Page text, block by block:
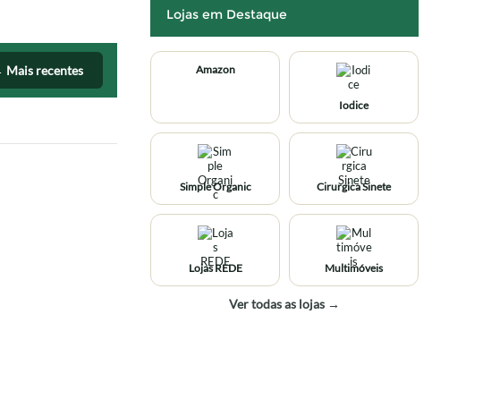
Mais recentes
Lojas em Destaque
Amazon
Iodice
Simple Organic Cirurgica Sinete
Lojas REDE Multimóveis
Ver todas as lojas →